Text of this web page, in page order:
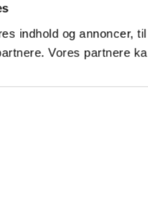
indhold og annoncer,
Vores partnere